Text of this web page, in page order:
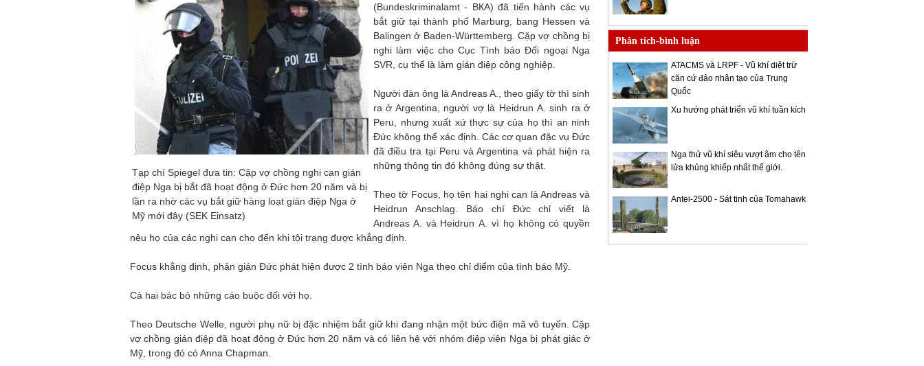
Tạp chí Spiegel đưa tin: Cặp vợ chồng nghi can gián
điệp Nga bị bắt đã hoạt động ở Đức hơn 20 năm và bị
lần ra nhờ các vụ bắt giữ hàng loạt gián điệp Nga ở
Mỹ mới đây (SEK Einsatz)
(Bundeskriminalamt - ВКА) đã tiến hành các vụ
bắt giữ tại thành phố Marburg, bang Hessen và
Balingen ở Baden-Württemberg. Cặp vợ chồng bị
nghi làm việc cho Cục Tình báo Đối ngoại Nga
SVR, cụ thể là làm gián điệp công nghiệp.
Người đàn ông là Andreas A., theo giấy tờ thì sinh
ra ở Argentina, người vợ là Heidrun А. sinh ra ở
Peru, nhưng xuất xứ thực sự của họ thì an ninh
Đức không thể xác định. Các cơ quan đặc vụ Đức
đã điều tra tại Peru và Argentina và phát hiện ra
những thông tin đó không đúng sự thật.
Theo tờ Focus, họ tên hai nghi can là Andreas và
Heidrun Anschlag. Báo chí Đức chỉ viết là
Andreas A. và Heidrun А. vì họ không có quyền
nêu họ của các nghi can cho đến khi tội trạng được khẳng định.
Focus khẳng định, phản gián Đức phát hiện được 2 tình báo viên Nga theo chỉ điểm của tình báo Mỹ.
Cả hai bác bỏ những cáo buộc đối với họ.
Theo Deutsche Welle, người phụ nữ bị đặc nhiệm bắt giữ khi đang nhận một bức điện mã vô tuyến. Cặp
vợ chồng gián điệp đã hoạt động ở Đức hơn 20 năm và có liên hệ với nhóm điệp viên Nga bị phát giác ở
Mỹ, trong đó có Anna Chapman.
Phân tích-bình luận
ATACMS và LRPF - Vũ khí diệt trừ
căn cứ đảo nhân tạo của Trung
Quốc
Xu hướng phát triển vũ khí tuần kích
Nga thử vũ khí siêu vượt âm cho tên
lửa khủng khiếp nhất thế giới.
Antei-2500 - Sát tinh của Tomahawk